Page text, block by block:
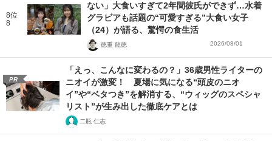
8位
8
ない」大食いすぎて2年間彼氏ができず…水着
グラビアも話題の“可愛すぎる”大食い女子
（24）が語る、驚愕の食生活
徳重 龍徳 2026/08/01
PR
「えっ、こんなに変わるの？」36歳男性ライターの
ニオイが激変！ 夏場に気になる“頭皮のニオ
イ”や“ベタつき”を解消する、“ウィッグのスペシャ
リスト”が生み出した徹底ケアとは
二瓶 仁志